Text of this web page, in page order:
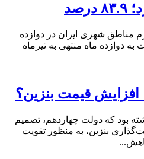
مناطق شهری ایران در دوازده
به تیرماه ۱۴۰۵ نسبت به دوازده ماه منتهی به تیر‌ماه
افزایش قیمت بنزین؟
بود که دولت چهاردهم، تصمیم
بنزین، به منظور تقویت